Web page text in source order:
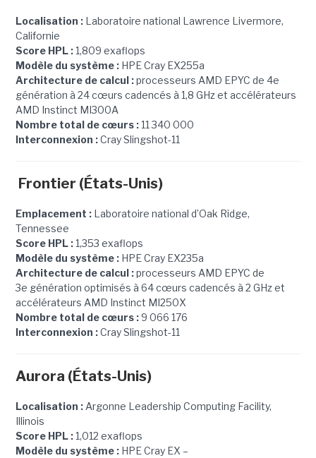
Localisation :Laboratoire national Lawrence Livermore,
Californie
Score HPL :1,809 exaflops
Modèle du système :HPE Cray EX255a
Architecture de calcul :processeurs AMD EPYC de 4e
génération à 24 cœurs cadencés à 1,8 GHz et accélérateurs
AMD Instinct MI300A
Nombre total de cœurs :11 340 000
Interconnexion :Cray Slingshot-11
Frontier (États-Unis)
Emplacement :Laboratoire national d’Oak Ridge,
Tennessee
Score HPL :1,353 exaflops
Modèle du système :HPE Cray EX235a
Architecture de calcul :processeurs AMD EPYC de
3e génération optimisés à 64 cœurs cadencés à 2 GHz et
accélérateurs AMD Instinct MI250X
Nombre total de cœurs :9 066 176
Interconnexion :Cray Slingshot-11
Aurora (États-Unis)
Localisation :Argonne Leadership Computing Facility,
Illinois
Score HPL :1,012 exaflops
Modèle du système :HPE Cray EX –